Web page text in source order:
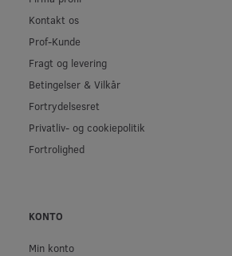
Kontakt os
Prof-Kunde
Fragt og levering
Betingelser & Vilkår
Fortrydelsesret
Privatliv- og cookiepolitik
Fortrolighed
KONTO
Min konto